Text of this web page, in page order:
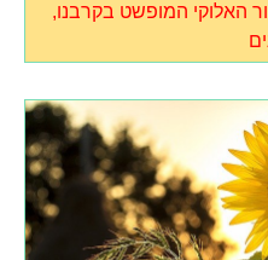
האלוקי המופשט בקרבנו,